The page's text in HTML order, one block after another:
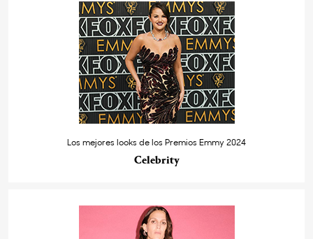
Los mejores looks de los Premios Emmy 2024
Celebrity